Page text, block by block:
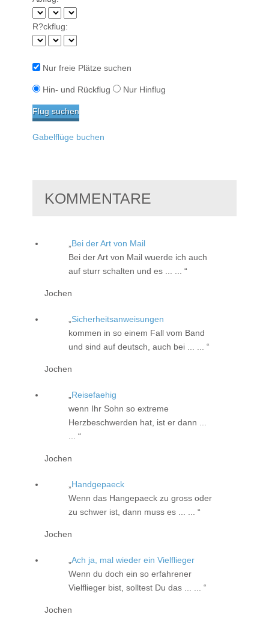
R?ckflug:
Nur freie Plätze suchen
Hin- und Rückflug Nur Hinflug
Gabelflüge buchen
KOMMENTARE
Bei der Art von Mail
Bei der Art von Mail wuerde ich auch
auf sturr schalten und es ... ...
Jochen
Sicherheitsanweisungen
kommen in so einem Fall vom Band
und sind auf deutsch, auch bei ... ...
Jochen
Reisefaehig
wenn Ihr Sohn so extreme
Herzbeschwerden hat, ist er dann ...
Jochen
Handgepaeck
Wenn das Hangepaeck zu gross oder
zu schwer ist, dann muss es ... ...
Jochen
Ach ja, mal wieder ein Vielflieger
Wenn du doch ein so erfahrener
Vielflieger bist, solltest Du das ... ...
Jochen